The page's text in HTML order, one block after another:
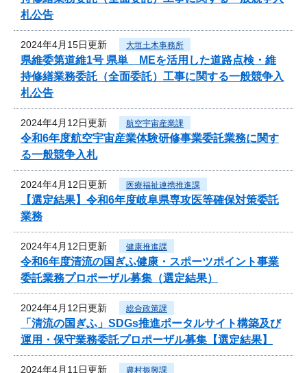
札公告
2024年4月15日更新 大垣土木事務所
県維委第道維1号 県単 MEを活用した道路点検・維
持修繕業務委託（全面委託）工事に関する一般競争入
札公告
2024年4月12日更新 航空宇宙産業課
令和6年度航空宇宙産業体験研修事業委託業務に関す
る一般競争入札
2024年4月12日更新 医療福祉連携推進課
【選定結果】令和6年度岐阜県専攻医等確保対策委託
業務
2024年4月12日更新 健康推進課
令和6年度清流の国ぎふ健康・スポーツポイント事業
委託業務プロポーザル募集（選定結果）
2024年4月12日更新 総合政策課
「清流の国ぎふ」SDGs推進ポータルサイト構築及び
運用・保守業務委託プロポーザル募集【選定結果】
2024年4月11日更新 農村振興課